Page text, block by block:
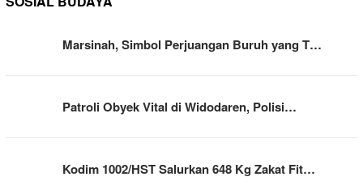
Marsinah, Simbol Perjuangan Buruh yang T…
Patroli Obyek Vital di Widodaren, Polisi…
Kodim 1002/HST Salurkan 648 Kg Zakat Fit…